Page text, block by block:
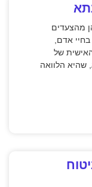
מהצעדים
אדם,
של
הלוואה